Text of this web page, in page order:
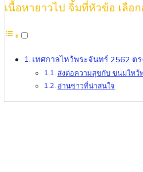
เนื้อหายาวไป จิ้มที่หัวข้อ เลือ
เทศกาลไหว้พระจันทร์ 2562 ต
ส่งต่อความสุขกับ ขนมไหว้
อ่านข่าวที่น่าสนใจ